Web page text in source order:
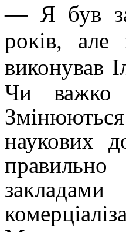
— Я був
років, але
виконував
Чи важко
наукових